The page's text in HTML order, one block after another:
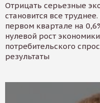
Отрицать серьезные
становится все
первом квартале на
нулевой рост
потребительского
результаты